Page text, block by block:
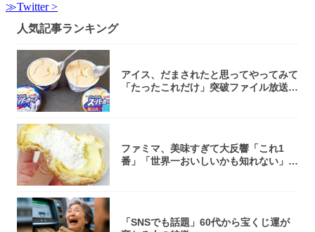
≫Twitter >
人気記事ランキング
アイス、だまされたと思ってやってみて
「たったこれだけ」突破ファイル放送で
ファミマ、美味すぎて大反響「これ1
番」「世界一おいしいかも知れない」
「SNSでも話題」60代から宝くじ運が